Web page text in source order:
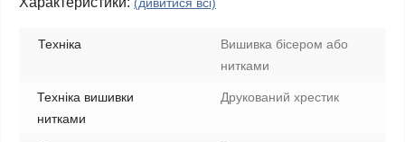
Техніка
Вишивка бісером або
нитками
Техніка вишивки
нитками
Друкований хрестик